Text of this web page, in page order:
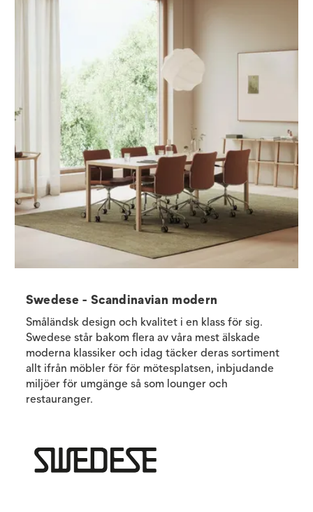
Swedese - Scandinavian modern
Småländsk design och kvalitet i en klass för sig.
Swedese står bakom flera av våra mest älskade
moderna klassiker och idag täcker deras sortiment
allt ifrån möbler för för mötesplatsen, inbjudande
miljöer för umgänge så som lounger och
restauranger.